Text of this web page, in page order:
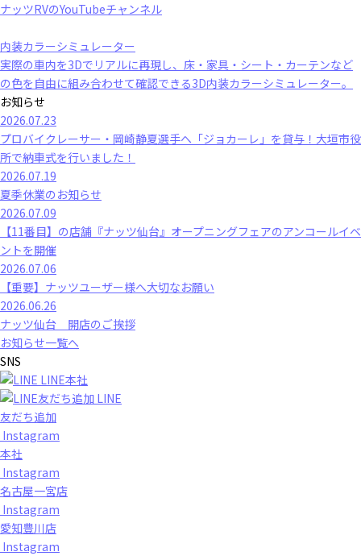
ナッツRVのYouTubeチャンネル
内装カラーシミュレーター
実際の車内を3Dでリアルに再現し、床・家具・シート・カーテンなど
の色を自由に組み合わせて確認できる3D内装カラーシミュレーター。
お知らせ
2026.07.23
プロバイクレーサー・岡崎静夏選手へ「ジョカーレ」を貸与！大垣市役
所で納車式を行いました！
2026.07.19
夏季休業のお知らせ
2026.07.09
【11番目】の店舗『ナッツ仙台』オープニングフェアのアンコールイベ
ントを開催
2026.07.06
【重要】ナッツユーザー様へ大切なお願い
2026.06.26
ナッツ仙台 開店のご挨拶
お知らせ一覧へ
SNS
LINE本社
LINE
友だち追加
Instagram
本社
Instagram
名古屋一宮店
Instagram
愛知豊川店
Instagram